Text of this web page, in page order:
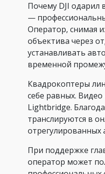
Почему DJI одарил
—
Оператор, снимая
объектива через
устанавливать
временной
Квадрокоптеры
себе равных.
Lightbridge.
транслируются в
отрегулированных
При поддержке
оператор может